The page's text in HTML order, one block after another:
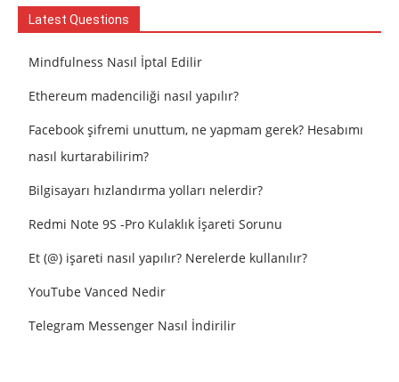
Latest Questions
Mindfulness Nasıl İptal Edilir
Ethereum madenciliği nasıl yapılır?
Facebook şifremi unuttum, ne yapmam gerek? Hesabımı
nasıl kurtarabilirim?
Bilgisayarı hızlandırma yolları nelerdir?
Redmi Note 9S -Pro Kulaklık İşareti Sorunu
Et (@) işareti nasıl yapılır? Nerelerde kullanılır?
YouTube Vanced Nedir
Telegram Messenger Nasıl İndirilir